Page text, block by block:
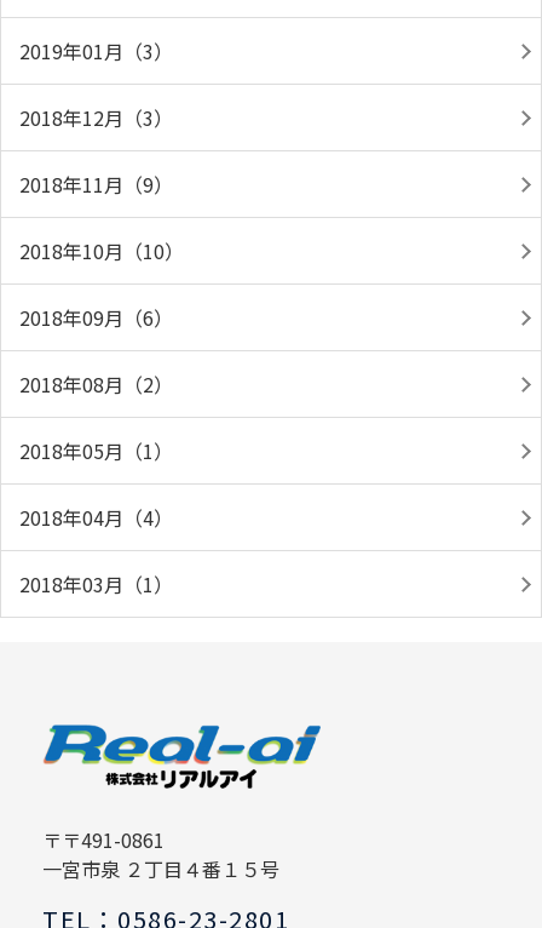
2019年01月（3）
2018年12月（3）
2018年11月（9）
2018年10月（10）
2018年09月（6）
2018年08月（2）
2018年05月（1）
2018年04月（4）
2018年03月（1）
〒〒491-0861
一宮市泉 ２丁目４番１５号
TEL：0586-23-2801